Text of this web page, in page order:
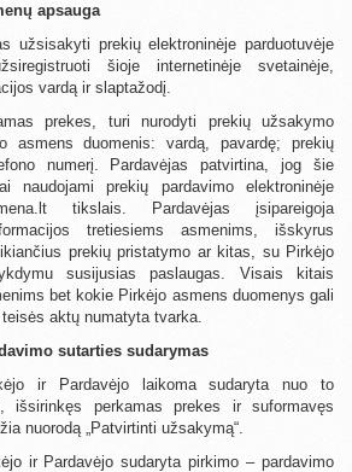
apsauga
užsisakyti prekių elektroninėje parduotuvėje
šioje internetinėje svetainėje,
vardą ir slaptažodį.
prekes, turi nurodyti prekių užsakymo
asmens duomenis: vardą, pavardę; prekių
numerį. Pardavėjas patvirtina, jog šie
naudojami prekių pardavimo elektroninėje
tikslais. Pardavėjas įsipareigoja
tretiesiems asmenims, išskyrus
prekių pristatymo ar kitas, su Pirkėjo
susijusias paslaugas. Visais kitais
bet kokie Pirkėjo asmens duomenys gali
aktų numatyta tvarka.
sutarties sudarymas
ir Pardavėjo laikoma sudaryta nuo to
išsirinkęs perkamas prekes ir suformavęs
nuorodą „Patvirtinti užsakymą“.
ir Pardavėjo sudaryta pirkimo – pardavimo